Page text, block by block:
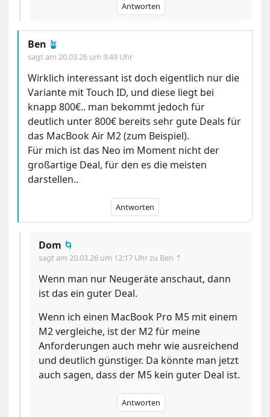
Antworten
Ben 🪴
sagt am20.03.26 um 9:49 Uhr
Wirklich interessant ist doch eigentlich nur die
Variante mit Touch ID, und diese liegt bei
knapp 800€.. man bekommt jedoch für
deutlich unter 800€ bereits sehr gute Deals für
das MacBook Air M2 (zum Beispiel).
Für mich ist das Neo im Moment nicht der
großartige Deal, für den es die meisten
darstellen..
Antworten
Dom 🌀
sagt am20.03.26 um 12:17 Uhrzu Ben ⇡
Wenn man nur Neugeräte anschaut, dann
ist das ein guter Deal.
Wenn ich einen MacBook Pro M5 mit einem
M2 vergleiche, ist der M2 für meine
Anforderungen auch mehr wie ausreichend
und deutlich günstiger. Da könnte man jetzt
auch sagen, dass der M5 kein guter Deal ist.
Antworten